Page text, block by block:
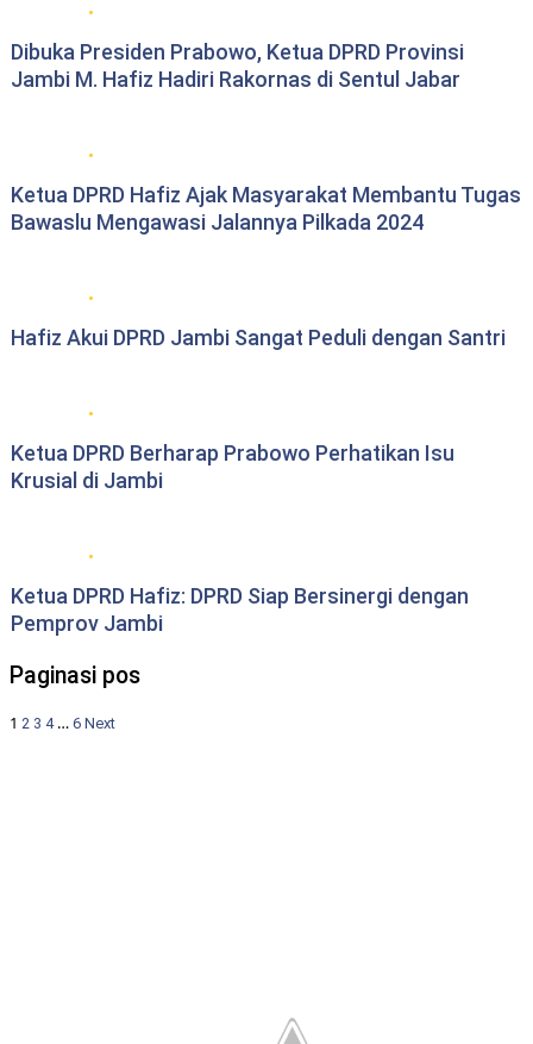
Dibuka Presiden Prabowo, Ketua DPRD Provinsi
Jambi M. Hafiz Hadiri Rakornas di Sentul Jabar
Ketua DPRD Hafiz Ajak Masyarakat Membantu Tugas
Bawaslu Mengawasi Jalannya Pilkada 2024
Hafiz Akui DPRD Jambi Sangat Peduli dengan Santri
Ketua DPRD Berharap Prabowo Perhatikan Isu
Krusial di Jambi
Ketua DPRD Hafiz: DPRD Siap Bersinergi dengan
Pemprov Jambi
Paginasi pos
1 2 3 4 … 6 Next